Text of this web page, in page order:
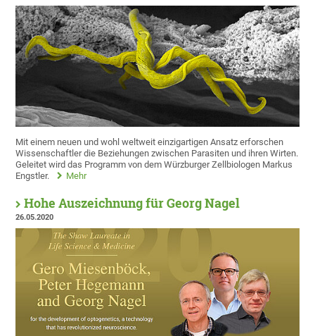
Mit einem neuen und wohl weltweit einzigartigen Ansatz erforschen
Wissenschaftler die Beziehungen zwischen Parasiten und ihren Wirten.
Geleitet wird das Programm von dem Würzburger Zellbiologen Markus
Engstler.
Mehr
Hohe Auszeichnung für Georg Nagel
26.05.2020